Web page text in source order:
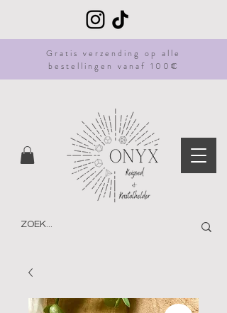
Gratis verzending op alle
bestellingen vanaf 100€